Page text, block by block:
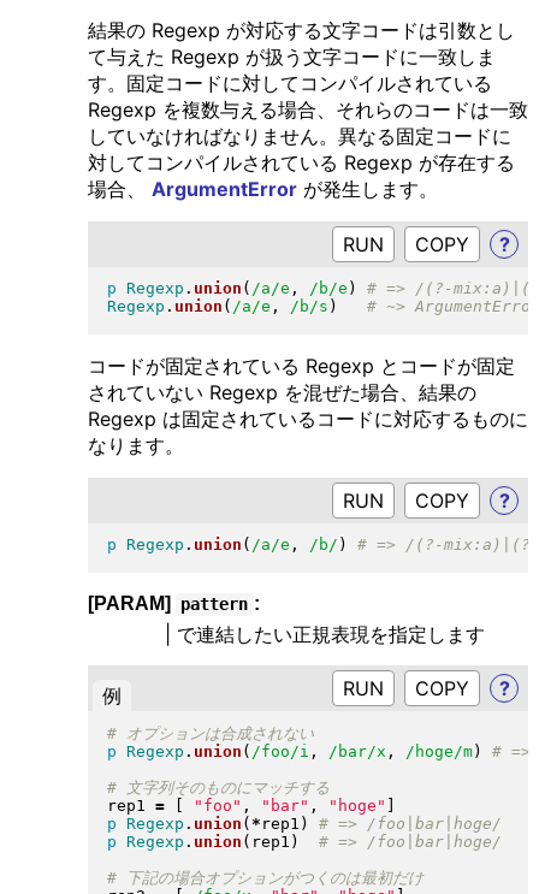
結果の Regexp が対応する文字コードは引数とし
て与えた Regexp が扱う文字コードに一致しま
す。固定コードに対してコンパイルされている
Regexp を複数与える場合、それらのコードは一致
していなければなりません。異なる固定コードに
対してコンパイルされている Regexp が存在する
場合、 ArgumentErrorが発生します。
RUN ?
p Regexp . union ( /a/e , /b/e )
Regexp . union ( /a/e , /b/s )
コードが固定されている Regexp とコードが固定
されていない Regexp を混ぜた場合、結果の
Regexp は固定されているコードに対応するものに
なります。
RUN ?
p Regexp . union ( /a/e , /b/ )
[PARAM] pattern :
| で連結したい正規表現を指定します
例 RUN ?
# オプションは合成されない
p
Regexp . union ( /foo/i , /bar/x , /hoge/m)
rep1 = " foo " , " bar" , " hoge "
p
Regexp . union ( * rep1 )
p
Regexp . union ( rep1 )
# 下記の場合オプションがつくのは最初だけ